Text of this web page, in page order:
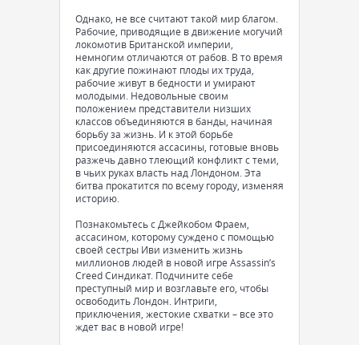
Однако, не все считают такой мир благом.
Рабочие, приводящие в движение могучий
локомотив Британской империи,
немногим отличаются от рабов. В то время
как другие пожинают плоды их труда,
рабочие живут в бедности и умирают
молодыми. Недовольные своим
положением представители низших
классов объединяются в банды, начиная
борьбу за жизнь. И к этой борьбе
присоединяются ассасины, готовые вновь
разжечь давно тлеющий конфликт с теми,
в чьих руках власть над Лондоном. Эта
битва прокатится по всему городу, изменяя
историю.
Познакомьтесь с Джейкобом Фраем,
ассасином, которому суждено с помощью
своей сестры Иви изменить жизнь
миллионов людей в новой игре Assassin’s
Creed Синдикат. Подчините себе
преступный мир и возглавьте его, чтобы
освободить Лондон. Интриги,
приключения, жестокие схватки – все это
ждет вас в новой игре!